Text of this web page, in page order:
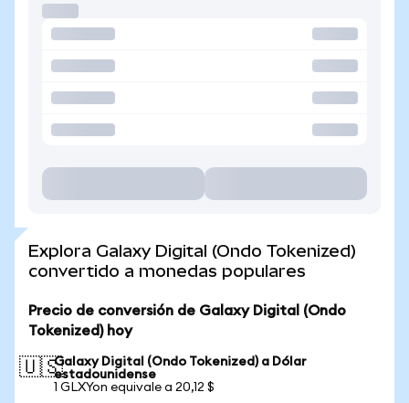
Explora Galaxy Digital (Ondo Tokenized)
convertido a monedas populares
Precio de conversión de Galaxy Digital (Ondo
Tokenized) hoy
🇺🇸Galaxy Digital (Ondo Tokenized) a Dólar
estadounidense
1 GLXYon equivale a 20,12 $